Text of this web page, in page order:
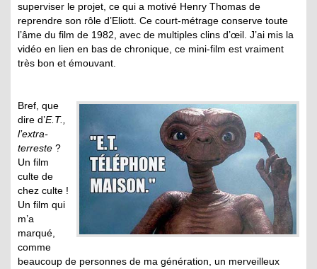
superviser le projet, ce qui a motivé Henry Thomas de
reprendre son rôle d’Eliott. Ce court-métrage conserve toute
l’âme du film de 1982, avec de multiples clins d’œil. J’ai mis la
vidéo en lien en bas de chronique, ce mini-film est vraiment
très bon et émouvant.
Bref, que
dire d’E.T.,
l’extra-
terreste ?
Un film
culte de
chez culte !
Un film qui
m’a
marqué,
comme
beaucoup de personnes de ma génération, un merveilleux